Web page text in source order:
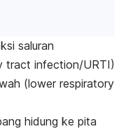
saluran
tract infection/URTI)
(lower respiratory
hidung ke pita